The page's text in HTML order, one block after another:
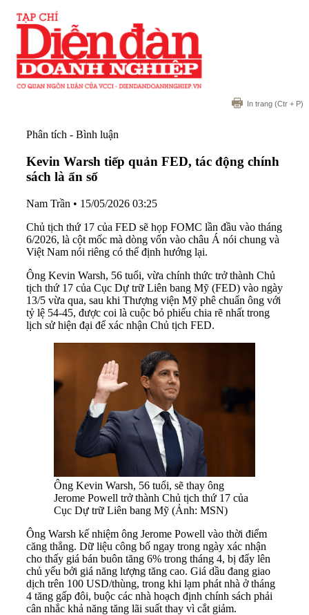
In trang (Ctr + P)
Phân tích - Bình luận
Kevin Warsh tiếp quản FED, tác động chính
sách là ẩn số
Nam Trần • 15/05/2026 03:25
Chủ tịch thứ 17 của FED sẽ họp FOMC lần đầu vào tháng
6/2026, là cột mốc mà dòng vốn vào châu Á nói chung và
Việt Nam nói riêng có thể định hướng lại.
Ông Kevin Warsh, 56 tuổi, vừa chính thức trở thành Chủ
tịch thứ 17 của Cục Dự trữ Liên bang Mỹ (FED) vào ngày
13/5 vừa qua, sau khi Thượng viện Mỹ phê chuẩn ông với
tỷ lệ 54-45, được coi là cuộc bỏ phiếu chia rẽ nhất trong
lịch sử hiện đại để xác nhận Chủ tịch FED.
Ông Kevin Warsh, 56 tuổi, sẽ thay ông
Jerome Powell trở thành Chủ tịch thứ 17 của
Cục Dự trữ Liên bang Mỹ (Ảnh: MSN)
Ông Warsh kế nhiệm ông Jerome Powell vào thời điểm
căng thẳng. Dữ liệu công bố ngay trong ngày xác nhận
cho thấy giá bán buôn tăng 6% trong tháng 4, bị đẩy lên
chủ yếu bởi giá năng lượng tăng cao. Giá dầu đang giao
dịch trên 100 USD/thùng, trong khi lạm phát nhà ở tháng
4 tăng gấp đôi, buộc các nhà hoạch định chính sách phải
cân nhắc khả năng tăng lãi suất thay vì cắt giảm.